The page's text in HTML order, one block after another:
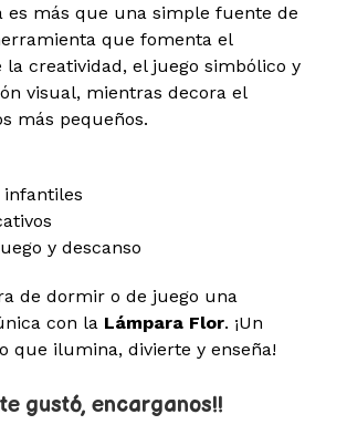
es más que una simple fuente de
que fomenta el
la creatividad, el juego simbólico y
visual, mientras decora el
más pequeños.
infantiles
y descanso
de dormir o de juego una
con la Lámpara Flor. ¡Un
que ilumina, divierte y enseña!
gustó, encarganos!!